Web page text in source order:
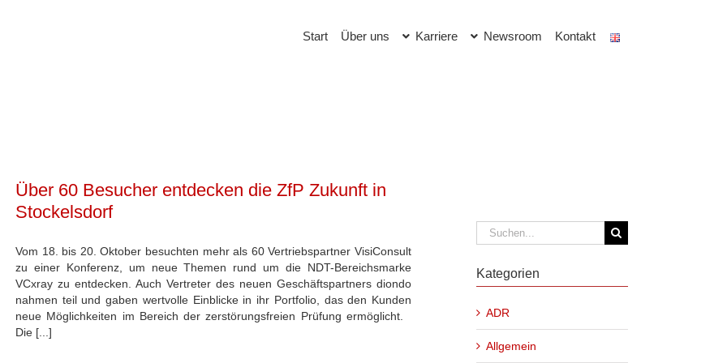
Start Über uns Karriere Newsroom Kontakt
Über 60 Besucher entdecken die ZfP Zukunft in
Stockelsdorf
Vom 18. bis 20. Oktober besuchten mehr als 60 Vertriebspartner VisiConsult
zu einer Konferenz, um neue Themen rund um die NDT-Bereichsmarke
VCxray zu entdecken. Auch Vertreter des neuen Geschäftspartners diondo
nahmen teil und gaben wertvolle Einblicke in ihr Portfolio, das den Kunden
neue Möglichkeiten im Bereich der zerstörungsfreien Prüfung ermöglicht.
Die [...]
Suche
nach:
Kategorien
ADR
Allgemein